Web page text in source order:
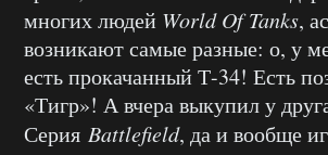
многих людей World Of Tanks,
возникают самые разные: о, у
есть прокачанный Т-34! Есть
«Тигр»! А вчера выкупил у
Серия Battlefield, да и вообще